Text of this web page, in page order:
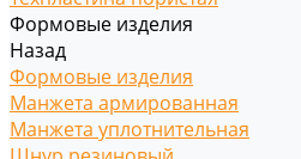
Формовые изделия
Назад
Формовые изделия
Манжета армированная
Манжета уплотнительная